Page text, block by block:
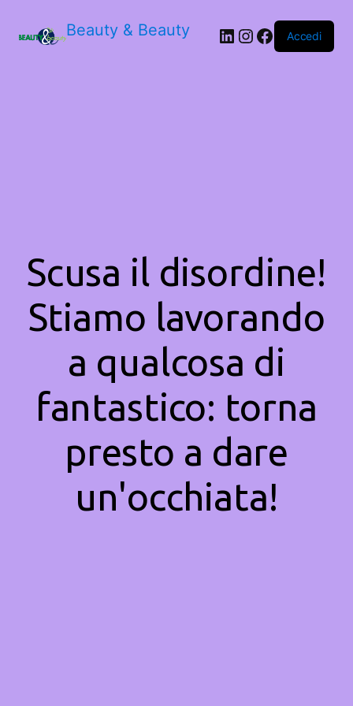
Beauty & Beauty LinkedIn
Instagram
Facebook
Accedi
Scusa il disordine!
Stiamo lavorando
a qualcosa di
fantastico: torna
presto a dare
un'occhiata!